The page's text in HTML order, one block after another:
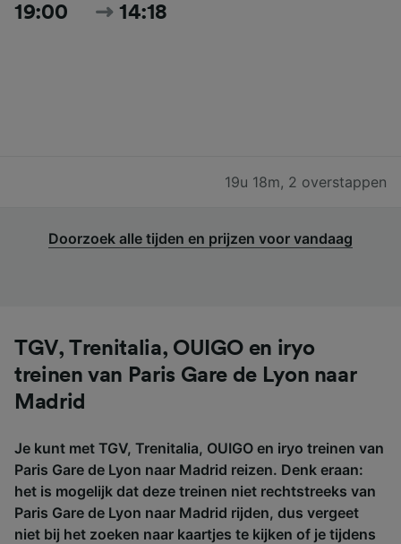
19:00 14:18
19u 18m, 2 overstappen
Doorzoek alle tijden en prijzen voor vandaag
TGV, Trenitalia, OUIGO en iryo
treinen van Paris Gare de Lyon naar
Madrid
Je kunt met TGV, Trenitalia, OUIGO en iryo treinen van
Paris Gare de Lyon naar Madrid reizen. Denk eraan:
het is mogelijk dat deze treinen niet rechtstreeks van
Paris Gare de Lyon naar Madrid rijden, dus vergeet
niet bij het zoeken naar kaartjes te kijken of je tijdens